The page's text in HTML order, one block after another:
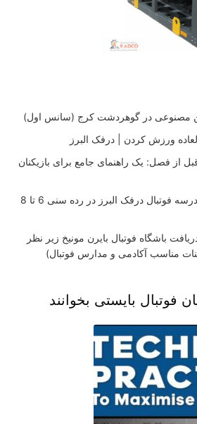
مصنوعی در گوهردشت کرج (سانس اول)
از فصل: یک راهنمای جامع برای بازیکنان
ثبت نام آنلاین مدرسه فوتبال درفک البرز در رده سنی 6 تا 8
باشگاه فوتبال بایرن مونیخ زیر نظر
مناسب آکادمی و مدارس فوتبال)
فوتبال بایستی بخوانند